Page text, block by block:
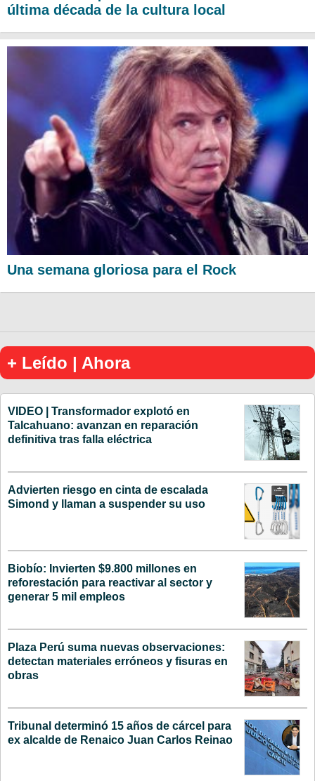
última década de la cultura local
Una semana gloriosa para el Rock
+ Leído | Ahora
VIDEO | Transformador explotó en
Talcahuano: avanzan en reparación
definitiva tras falla eléctrica
Advierten riesgo en cinta de escalada
Simond y llaman a suspender su uso
Biobío: Invierten $9.800 millones en
reforestación para reactivar al sector y
generar 5 mil empleos
Plaza Perú suma nuevas observaciones:
detectan materiales erróneos y fisuras en
obras
Tribunal determinó 15 años de cárcel para
ex alcalde de Renaico Juan Carlos Reinao